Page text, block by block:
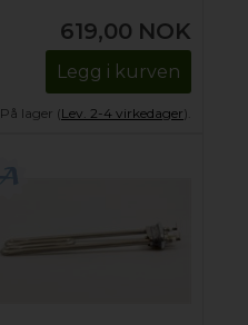
619,00 NOK
Legg i kurven
På lager (Lev. 2-4 virkedager).